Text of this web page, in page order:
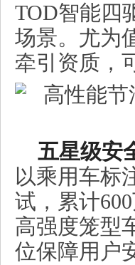
TOD智能四
场景。尤为
牵引资质，
五星级安
以乘用车标
试，累计
高强度笼型
位保障用户